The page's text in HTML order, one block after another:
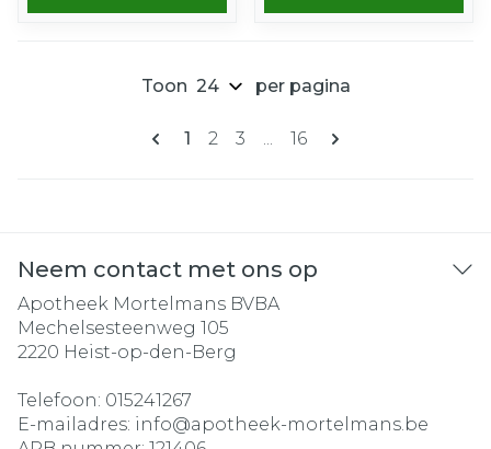
Pagina's
U lees momenteel pagina
1 Pagina
2 Pagina
3 ... Pagina
16
Toon per pagina
Neem contact met ons op
Apotheek Mortelmans BVBA
Mechelsesteenweg 105
2220 Heist-op-den-Berg
Telefoon: 015241267
E-mailadres: info@apotheek-mortelmans.be